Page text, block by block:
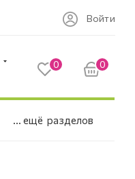
Войти
0 0
... ещё разделов